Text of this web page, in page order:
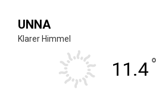
UNNA
Klarer Himmel
11.4°